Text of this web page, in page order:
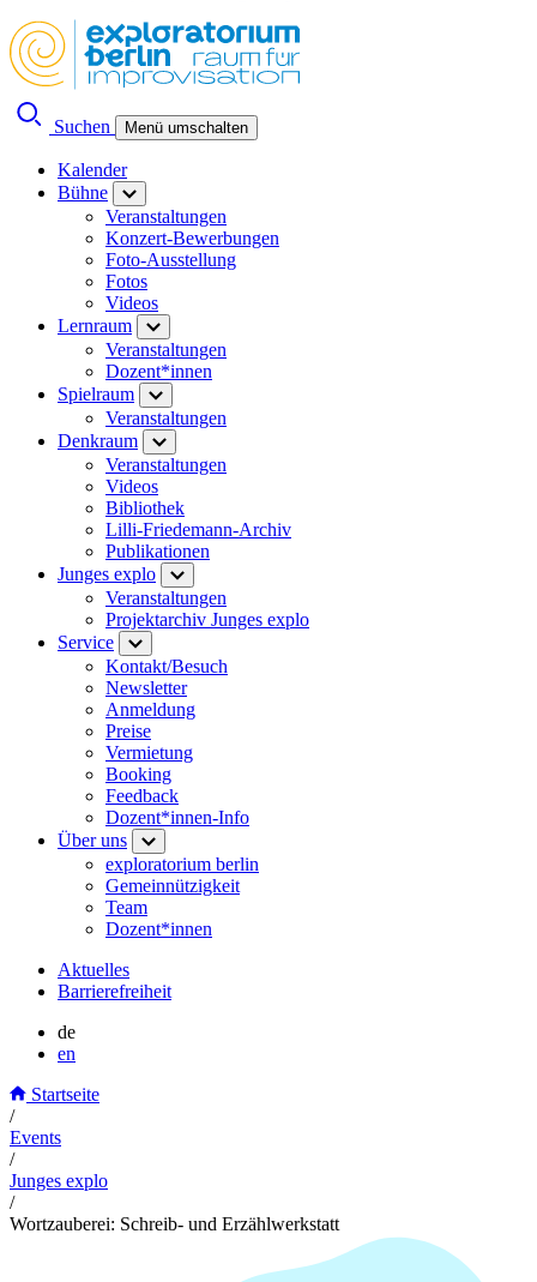
Suchen Menü umschalten
Kalender
Bühne
Veranstaltungen
Konzert-Bewerbungen
Foto-Ausstellung
Fotos
Videos
Lernraum
Veranstaltungen
Dozent*innen
Spielraum
Veranstaltungen
Denkraum
Veranstaltungen
Videos
Bibliothek
Lilli-Friedemann-Archiv
Publikationen
Junges explo
Veranstaltungen
Projektarchiv Junges explo
Service
Kontakt/Besuch
Newsletter
Anmeldung
Preise
Vermietung
Booking
Feedback
Dozent*innen-Info
Über uns
exploratorium berlin
Gemeinnützigkeit
Team
Dozent*innen
Aktuelles
Barrierefreiheit
de
en
Startseite
/
Events
/
Junges explo
/
Wortzauberei: Schreib- und Erzählwerkstatt